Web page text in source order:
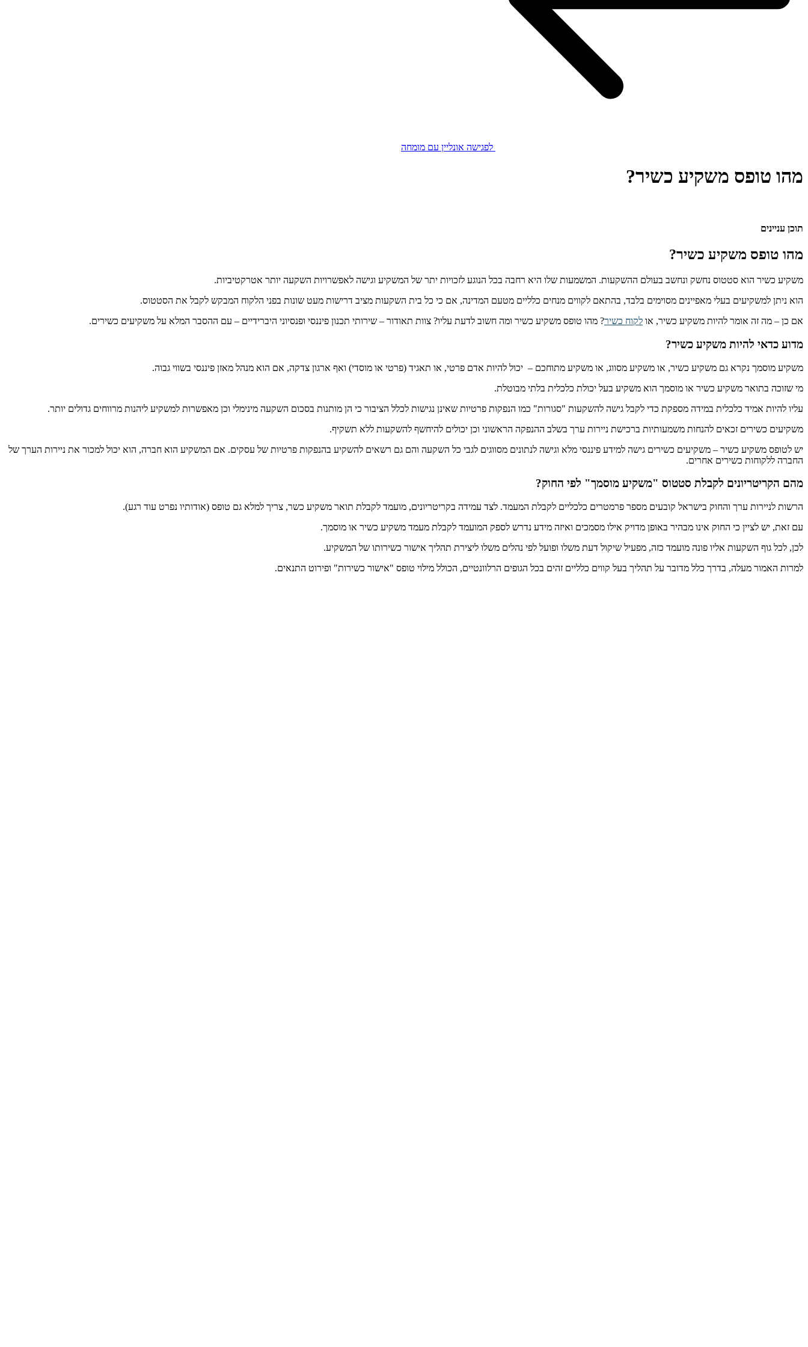
לפגישה אונליין עם מומחה
מהו טופס משקיע כשיר?
תוכן עניינים
מהו טופס משקיע כשיר?
משקיע כשיר הוא סטטוס נחשק ונחשב בעולם ההשקעות. המשמעות שלו היא רחבה בכל הנוגע לזכויות יתר של המשקיע וגישה לאפשרויות השקעה יותר אטרקטיביות.
הוא ניתן למשקיעים בעלי מאפיינים מסוימים בלבד, בהתאם לקווים מנחים כלליים מטעם המדינה, אם כי כל בית השקעות מציב דרישות מעט שונות בפני הלקוח המבקש לקבל את הסטטוס.
אם כן – מה זה אומר להיות משקיע כשיר, או לקוח כשיר? מהו טופס משקיע כשיר ומה חשוב לדעת עליו? צוות תאודור – שירותי תכנון פיננסי ופנסיוני היברידיים – עם ההסבר המלא על משקיעים כשירים.
מדוע כדאי להיות משקיע כשיר?
משקיע מוסמך נקרא גם משקיע כשיר, או משקיע מסווג, או משקיע מתוחכם – יכול להיות אדם פרטי, או תאגיד (פרטי או מוסדי) ואף ארגון צדקה, אם הוא מנהל מאזן פיננסי בשווי גבוה.
מי שזוכה בתואר משקיע כשיר או מוסמך הוא משקיע בעל יכולת כלכלית בלתי מבוטלת.
עליו להיות אמיד כלכלית במידה מספקת כדי לקבל גישה להשקעות "סגורות" כמו הנפקות פרטיות שאינן נגישות לכלל הציבור כי הן מותנות בסכום השקעה מינימלי וכן מאפשרות למשקיע ליהנות מרווחים גדולים יותר.
משקיעים כשירים זכאים להנחות משמעותיות ברכישת ניירות ערך בשלב ההנפקה הראשוני וכן יכולים להיחשף להשקעות ללא תשקיף.
יש לטופס משקיע כשיר – משקיעים כשירים גישה למידע פיננסי מלא וגישה לנתונים מסווגים לגבי כל השקעה והם גם רשאים להשקיע בהנפקות פרטיות של עסקים. אם המשקיע הוא חברה, הוא יכול למכור את ניירות הערך של
החברה ללקוחות כשירים אחרים.
מהם הקריטריונים לקבלת סטטוס "משקיע מוסמך" לפי החוק?
הרשות לניירות ערך והחוק בישראל קובעים מספר פרמטרים כלכליים לקבלת המעמד. לצד עמידה בקריטריונים, מועמד לקבלת תואר משקיע כשר, צריך למלא גם טופס (אודותיו נפרט עוד רגע).
עם זאת, יש לציין כי החוק אינו מבהיר באופן מדויק אילו מסמכים ואיזה מידע נדרש לספק המועמד לקבלת מעמד משקיע כשיר או מוסמך.
לכן, לכל גוף השקעות אליו פונה מועמד כזה, מפעיל שיקול דעת משלו ופועל לפי נהלים משלו ליצירת תהליך אישור כשירותו של המשקיע.
למרות האמור מעלה, בדרך כלל מדובר על תהליך בעל קווים כלליים זהים בכל הגופים הרלוונטיים, הכולל מילוי טופס "אישור כשירות" ופירוט התנאים.